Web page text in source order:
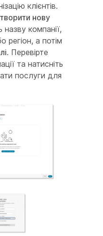
клієнтів.
нову
назву компанії,
регіон, а потім
. Перевірте
та натисніть
послуги для